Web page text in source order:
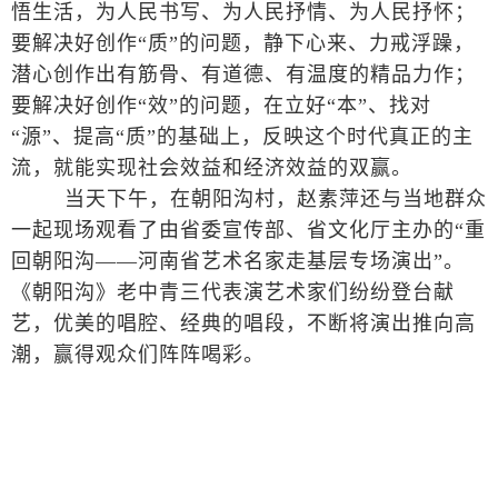
悟生活，为人民书写、为人民抒情、为人民抒怀；
要解决好创作“质”的问题，静下心来、力戒浮躁，
潜心创作出有筋骨、有道德、有温度的精品力作；
要解决好创作“效”的问题，在立好“本”、找对
“源”、提高“质”的基础上，反映这个时代真正的主
流，就能实现社会效益和经济效益的双赢。
当天下午，在朝阳沟村，赵素萍还与当地群众
一起现场观看了由省委宣传部、省文化厅主办的“重
回朝阳沟——河南省艺术名家走基层专场演出”。
《朝阳沟》老中青三代表演艺术家们纷纷登台献
艺，优美的唱腔、经典的唱段，不断将演出推向高
潮，赢得观众们阵阵喝彩。